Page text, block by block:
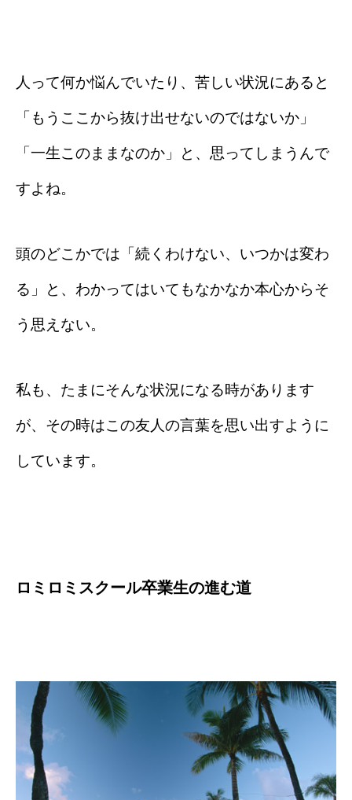
人って何か悩んでいたり、苦しい状況にあると
「もうここから抜け出せないのではないか」
「一生このままなのか」と、思ってしまうんで
すよね。
頭のどこかでは「続くわけない、いつかは変わ
る」と、わかってはいてもなかなか本心からそ
う思えない。
私も、たまにそんな状況になる時があります
が、その時はこの友人の言葉を思い出すように
しています。
ロミロミスクール卒業生の進む道